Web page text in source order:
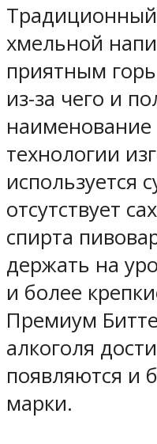
хмельной
приятным
из-за чего и
технологии
используется
отсутствует
спирта
держать на
и более
Премиум
алкоголя
появляются и
марки.